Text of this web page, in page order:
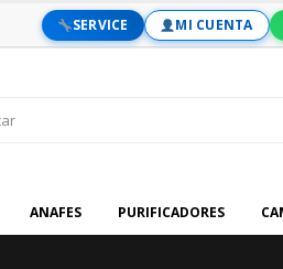
SERVICE MI CUENTA
ANAFES PURIFICADORES